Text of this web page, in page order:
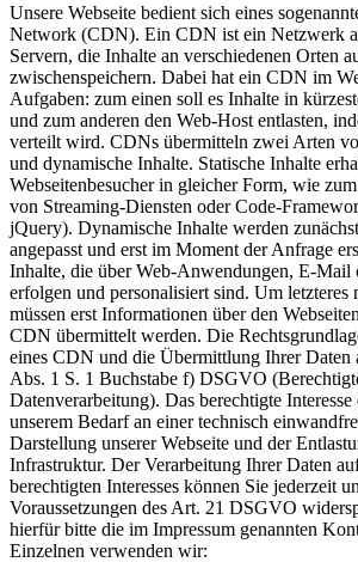
Unsere Webseite bedient sich eines
Network (CDN). Ein CDN ist ein Netzwerk
Servern, die Inhalte an verschiedenen Orten
zwischenspeichern. Dabei hat ein CDN im
Aufgaben: zum einen soll es Inhalte in
und zum anderen den Web-Host entlasten,
verteilt wird. CDNs übermitteln zwei Arten
und dynamische Inhalte. Statische Inhalte
Webseitenbesucher in gleicher Form, wie
von Streaming-Diensten oder Code-
jQuery). Dynamische Inhalte werden
angepasst und erst im Moment der Anfrage
Inhalte, die über Web-Anwendungen, E-Mail
erfolgen und personalisiert sind. Um letzteres
müssen erst Informationen über den
CDN übermittelt werden. Die
eines CDN und die Übermittlung Ihrer Daten
Abs. 1 S. 1 Buchstabe f) DSGVO
Datenverarbeitung). Das berechtigte Interesse
unserem Bedarf an einer technisch
Darstellung unserer Webseite und der
Infrastruktur. Der Verarbeitung Ihrer Daten
berechtigten Interesses können Sie jederzeit
Voraussetzungen des Art. 21 DSGVO
hierfür bitte die im Impressum genannten
Einzelnen verwenden wir: